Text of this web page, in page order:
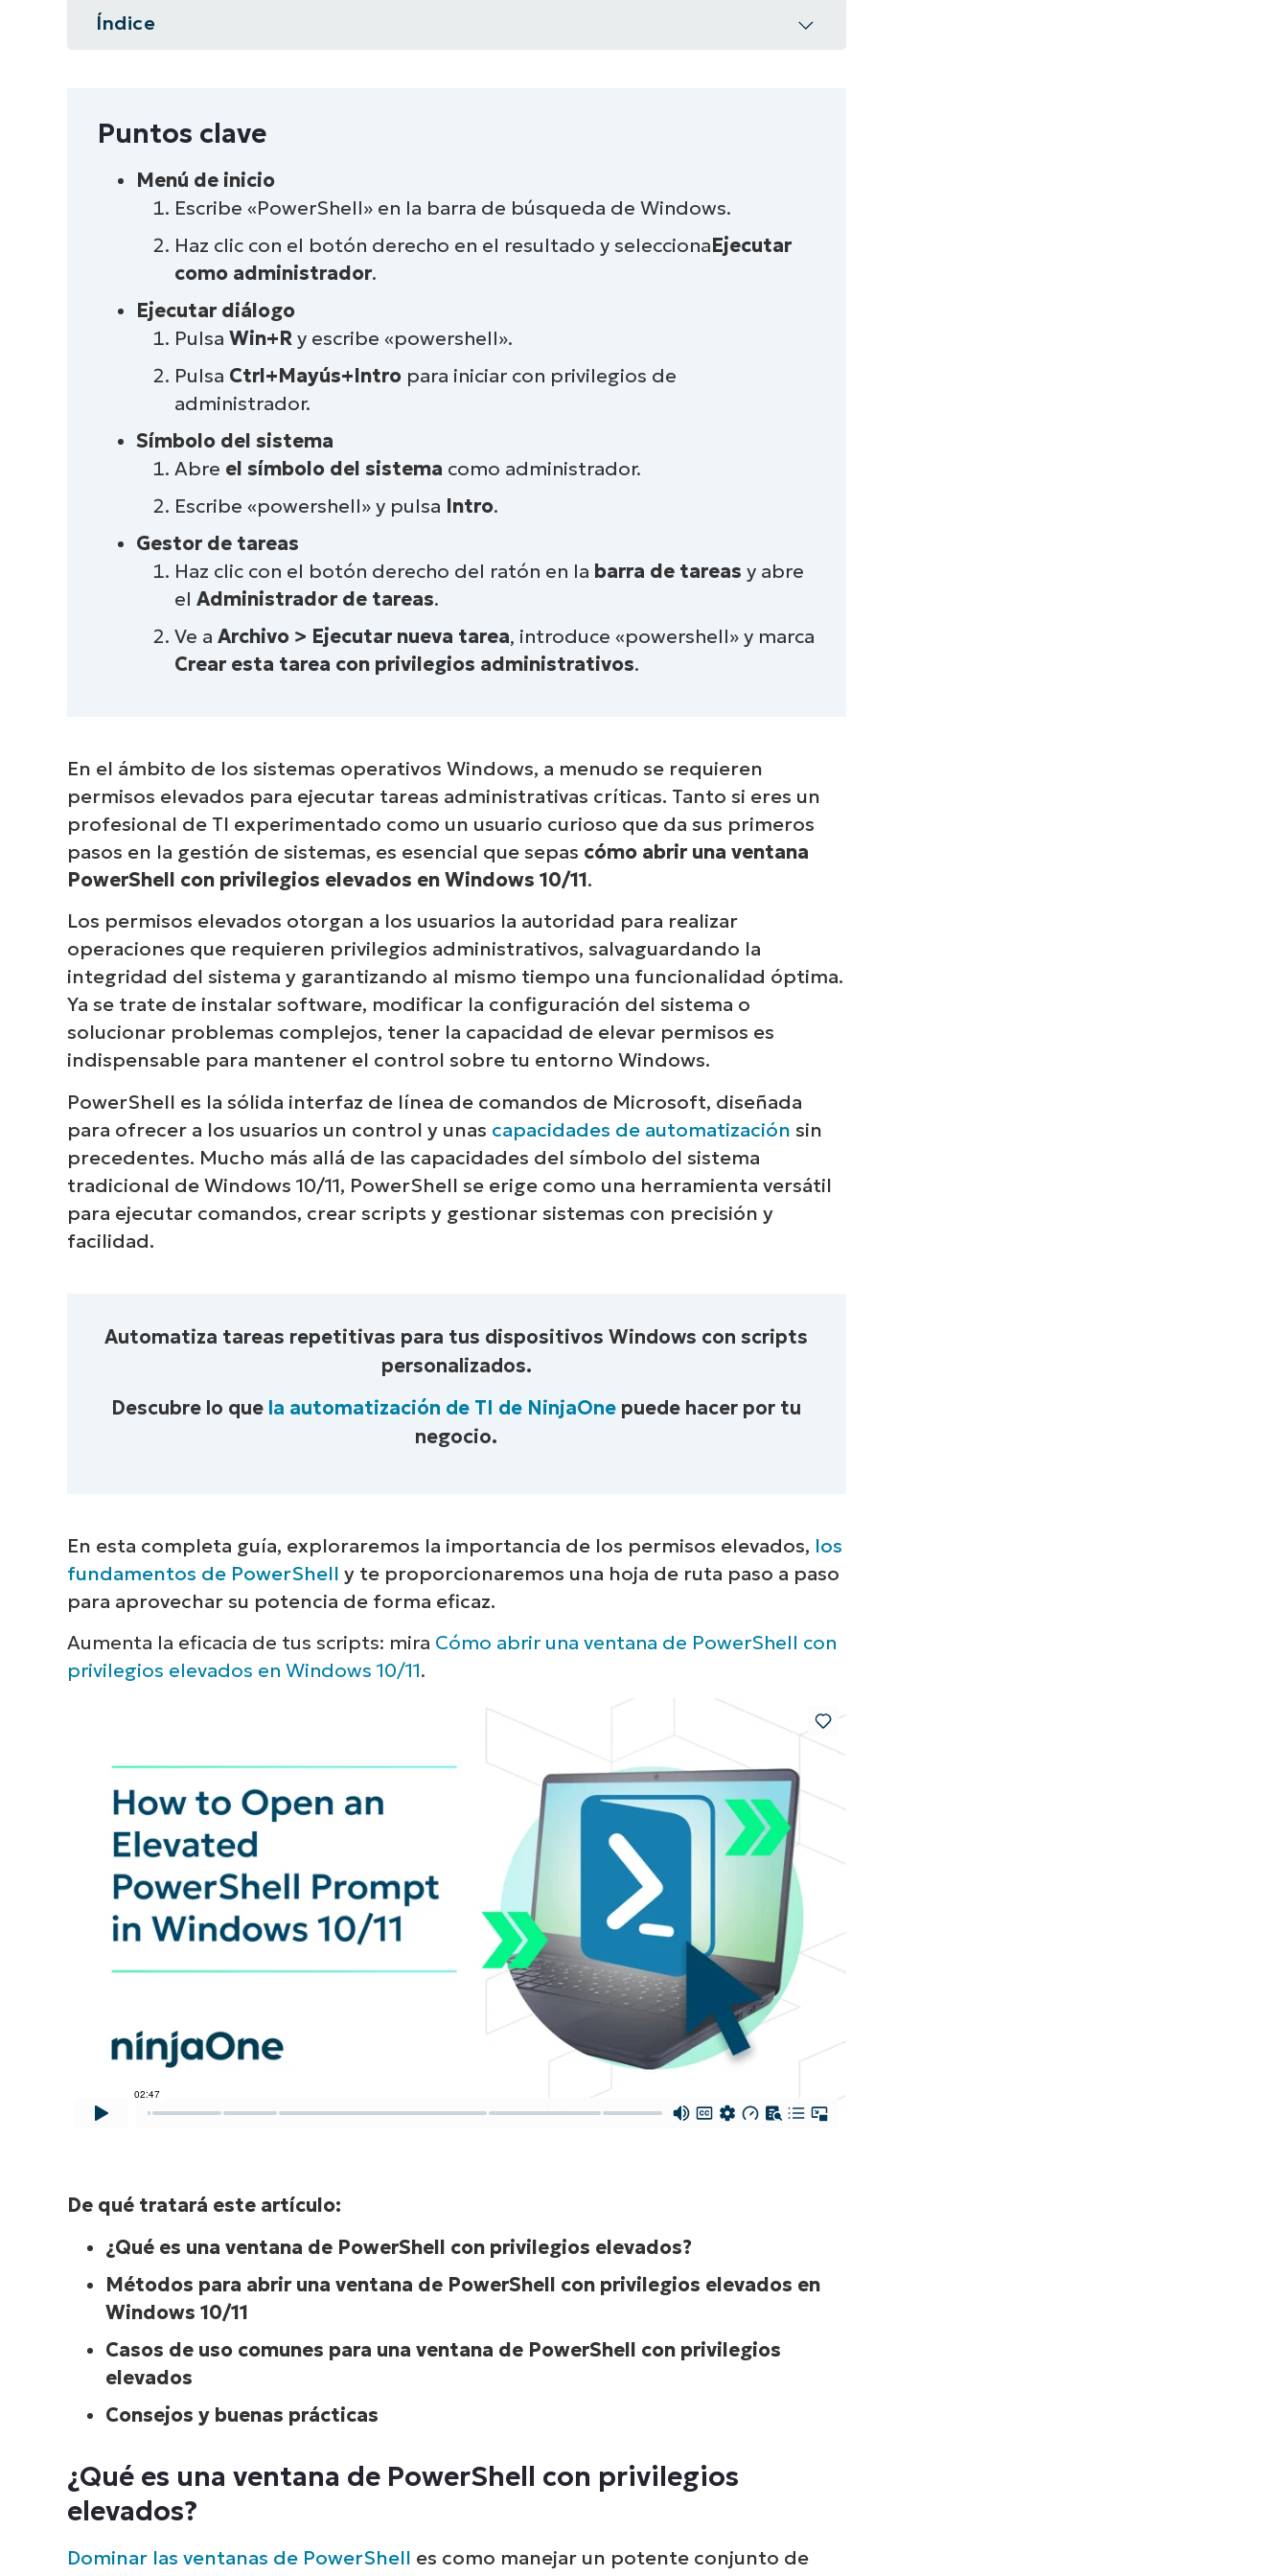
Índice
Métodos para abrir una ventana de PowerShell con privilegios elevados en
Windows 10/11
Casos habituales de uso de una ventana de PowerShell con privilegios
elevados
Consejos y buenas prácticas
En resumen
Puntos clave
Menú de inicio
Escribe «PowerShell» en la barra de búsqueda de Windows.
Haz clic con el botón derecho en el resultado y seleccionaEjecutar
como administrador.
Ejecutar diálogo
Pulsa Win+Ry escribe «powershell».
Pulsa Ctrl+Mayús+Intropara iniciar con privilegios de
administrador.
Símbolo del sistema
Abre el símbolo del sistema como administrador.
Escribe «powershell» y pulsa Intro.
Gestor de tareas
Haz clic con el botón derecho del ratón en la barra de tareas y abre
el Administrador de tareas.
Ve a Archivo > Ejecutar nueva tarea, introduce «powershell» y marca
Crear esta tarea con privilegios administrativos.
En el ámbito de los sistemas operativos Windows, a menudo se requieren
permisos elevados para ejecutar tareas administrativas críticas. Tanto si eres un
profesional de TI experimentado como un usuario curioso que da sus primeros
pasos en la gestión de sistemas, es esencial que sepas cómo abrir una ventana
PowerShell con privilegios elevados en Windows 10/11.
Los permisos elevados otorgan a los usuarios la autoridad para realizar
operaciones que requieren privilegios administrativos, salvaguardando la
integridad del sistema y garantizando al mismo tiempo una funcionalidad óptima.
Ya se trate de instalar software, modificar la configuración del sistema o
solucionar problemas complejos, tener la capacidad de elevar permisos es
indispensable para mantener el control sobre tu entorno Windows.
PowerShell es la sólida interfaz de línea de comandos de Microsoft, diseñada
para ofrecer a los usuarios un control y unas capacidades de automatización sin
precedentes. Mucho más allá de las capacidades del símbolo del sistema
tradicional de Windows 10/11, PowerShell se erige como una herramienta versátil
para ejecutar comandos, crear scripts y gestionar sistemas con precisión y
facilidad.
Automatiza tareas repetitivas para tus dispositivos Windows con scripts
personalizados.
Descubre lo que la automatización de TI de NinjaOne puede hacer por tu
negocio.
En esta completa guía, exploraremos la importancia de los permisos elevados, los
fundamentos de PowerShell y te proporcionaremos una hoja de ruta paso a paso
para aprovechar su potencia de forma eficaz.
Aumenta la eficacia de tus scripts: mira Cómo abrir una ventana de PowerShell con
privilegios elevados en Windows 10/11.
De qué tratará este artículo:
¿Qué es una ventana de PowerShell con privilegios elevados?
Métodos para abrir una ventana de PowerShell con privilegios elevados en
Windows 10/11
Casos de uso comunes para una ventana de PowerShell con privilegios
elevados
Consejos y buenas prácticas
¿Qué es una ventana de PowerShell con privilegios
elevados?
Dominar las ventanas de PowerShell es como manejar un potente conjunto de
acción
Explora nuestras demos bajo demanda y descubre
cómo NinjaOne simplifica tareas de TI como la gestión
Explora las demos